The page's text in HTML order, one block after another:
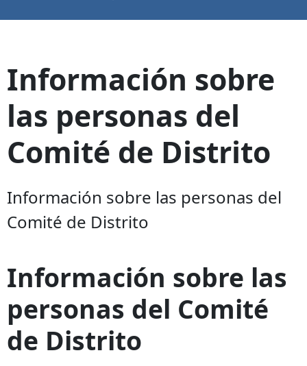
Información sobre
las personas del
Comité de Distrito
Información sobre las personas del
Comité de Distrito
Información sobre las
personas del Comité
de Distrito